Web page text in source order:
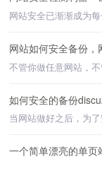
网站如何安全备份
如何安全的备份
一个简单漂亮的单页